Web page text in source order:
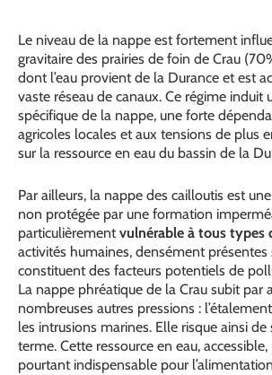
Le niveau de la nappe est fortement
gravitaire des prairies de foin de Crau
dont l’eau provient de la Durance et est
vaste réseau de canaux. Ce régime
spécifique de la nappe, une forte
agricoles locales et aux tensions de plus
sur la ressource en eau du bassin de la
Par ailleurs, la nappe des cailloutis est
non protégée par une formation
particulièrementvulnérable à tous types
activités humaines, densément présentes
constituent des facteurs potentiels de
La nappe phréatique de la Crau subit par
nombreuses autres pressions :
les intrusions marines. Elle risque ainsi
terme. Cette ressource en eau,
pourtant indispensable pour